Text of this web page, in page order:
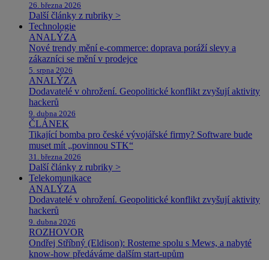
26. března 2026
Další články z rubriky >
Technologie
ANALÝZA
Nové trendy mění e-commerce: doprava poráží slevy a
zákazníci se mění v prodejce
5. srpna 2026
ANALÝZA
Dodavatelé v ohrožení. Geopolitické konflikt zvyšují aktivity
hackerů
9. dubna 2026
ČLÁNEK
Tikající bomba pro české vývojářské firmy? Software bude
muset mít „povinnou STK“
31. března 2026
Další články z rubriky >
Telekomunikace
ANALÝZA
Dodavatelé v ohrožení. Geopolitické konflikt zvyšují aktivity
hackerů
9. dubna 2026
ROZHOVOR
Ondřej Stříbný (Eldison): Rosteme spolu s Mews, a nabyté
know-how předáváme dalším start-upům